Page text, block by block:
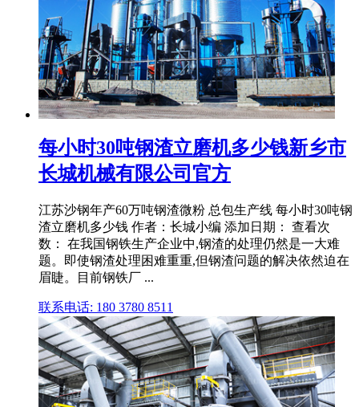
每小时30吨钢渣立磨机多少钱新乡市
长城机械有限公司官方
江苏沙钢年产60万吨钢渣微粉 总包生产线 每小时30吨钢
渣立磨机多少钱 作者：长城小编 添加日期： 查看次
数： 在我国钢铁生产企业中,钢渣的处理仍然是一大难
题。即使钢渣处理困难重重,但钢渣问题的解决依然迫在
眉睫。目前钢铁厂 ...
联系电话: 180 3780 8511